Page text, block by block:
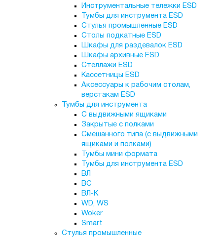
Инструментальные тележки ESD
Тумбы для инструмента ESD
Стулья промышленные ESD
Столы подкатные ESD
Шкафы для раздевалок ESD
Шкафы архивные ESD
Стеллажи ESD
Кассетницы ESD
Аксессуары к рабочим столам,
верстакам ESD
Тумбы для инструмента
С выдвижными ящиками
Закрытые с полками
Смешанного типа (с выдвижными
ящиками и полками)
Тумбы мини формата
Тумбы для инструмента ESD
ВЛ
ВС
ВЛ-К
WD, WS
Woker
Smart
Стулья промышленные